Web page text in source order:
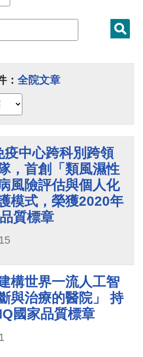
： 全院文章
疫中心跨科別跨領
，首創「類風濕性
風險評估與個人化
模式，榮獲2020年
質標章
構世界一流人工智
與治療的醫院」 持
國家品質標章